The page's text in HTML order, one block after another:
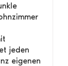
jeden
eigenen